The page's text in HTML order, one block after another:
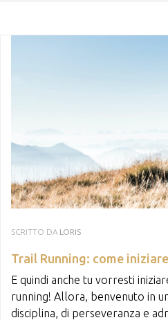
SCRITTO DA LORIS
Trail Running: come
E quindi anche tu vorresti
running! Allora, benvenuto in
disciplina, di perseveranza e